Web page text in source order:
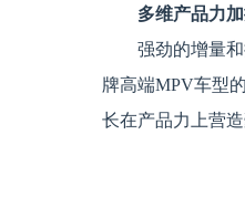
多维产品力
强劲的增量
牌高端MPV车型
长在产品力上营